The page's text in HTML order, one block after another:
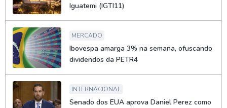
Iguatemi (IGTI11)
MERCADO
Ibovespa amarga 3% na semana, ofuscando
dividendos da PETR4
INTERNACIONAL
Senado dos EUA aprova Daniel Perez como